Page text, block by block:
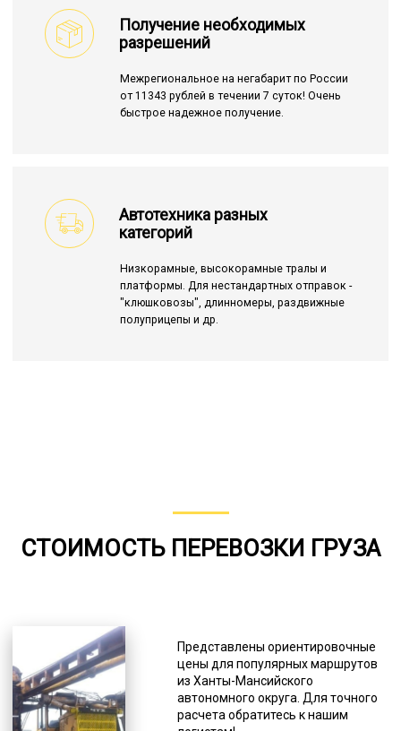
Получение необходимых
разрешений
Межрегиональное на негабарит по России
от 11343 рублей в течении 7 суток! Очень
быстрое надежное получение.
Автотехника разных
категорий
Низкорамные, высокорамные тралы и
платформы. Для нестандартных отправок -
"клюшковозы", длинномеры, раздвижные
полуприцепы и др.
СТОИМОСТЬ ПЕРЕВОЗКИ ГРУЗА
Представлены ориентировочные
цены для популярных маршрутов
из Ханты-Мансийского
автономного округа. Для точного
расчета обратитесь к нашим